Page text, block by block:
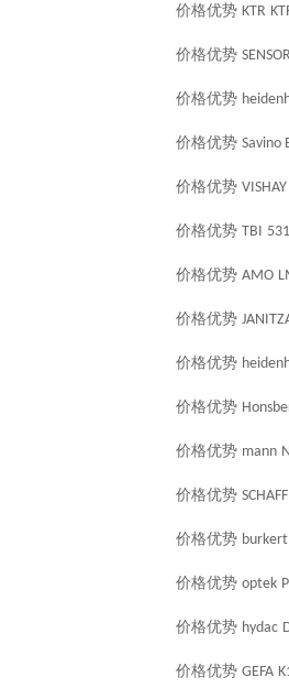
价格优势 KTR
价格优势
价格优势
价格优势 Savino
价格优势 VISHAY
价格优势 TBI
价格优势 AMO
价格优势
价格优势
价格优势
价格优势 mann
价格优势
价格优势 burkert
价格优势 optek
价格优势 hydac
价格优势 GEFA